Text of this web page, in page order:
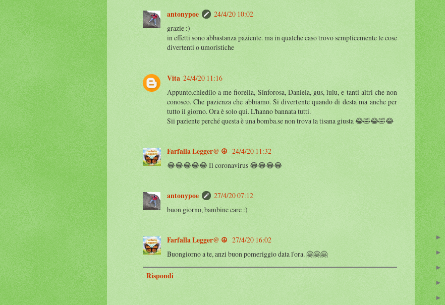
antonypoe
24/4/20 10:02
grazie :)
in effetti sono abbastanza paziente. ma in qualche caso trovo semplicemente le cose
divertenti o umoristiche
Vita 24/4/20 11:16
Appunto.chiedilo a me fiorella, Sinforosa, Daniela, gus, lulu, e tanti altri che non
conosco. Che pazienza che abbiamo. Si divertente quando di desta ma anche per
tutto il giorno. Ora è solo qui. L'hanno bannata tutti.
Sii paziente perché questa è una bomba.se non trova la tisana giusta 😂🤣😂🤣😂
Farfalla Legger@ ☮️ 24/4/20 11:32
😂😂😂😂😂 Il coronavirus 😂😂😂😂
antonypoe
27/4/20 07:12
buon giorno, bambine care :)
Farfalla Legger@ ☮️ 27/4/20 16:02
Buongiorno a te, anzi buon pomeriggio data l'ora. 🤗🤗🤗
Rispondi
►